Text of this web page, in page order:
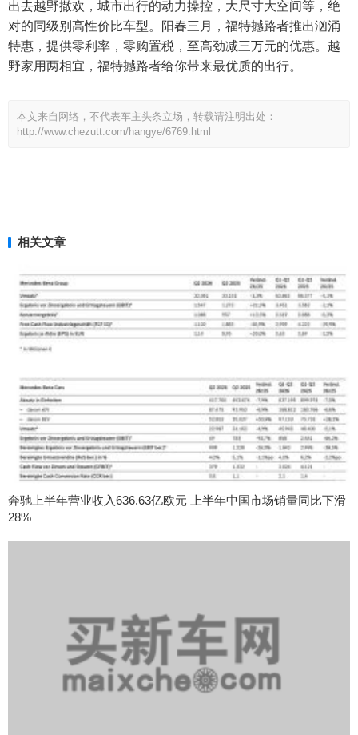
出去越野撒欢，城市出行的动力操控，大尺寸大空间等，绝
对的同级别高性价比车型。阳春三月，福特撼路者推出汹涌
特惠，提供零利率，零购置税，至高劲减三万元的优惠。越
野家用两相宜，福特撼路者给你带来最优质的出行。
本文来自网络，不代表车主头条立场，转载请注明出处：
http://www.chezutt.com/hangye/6769.html
相关文章
奔驰上半年营业收入636.63亿欧元 上半年中国市场销量同比下滑
28%